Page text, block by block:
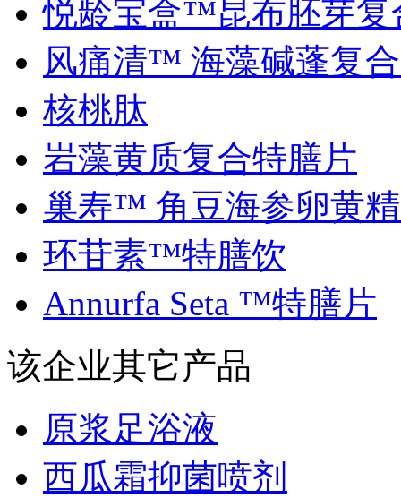
悦龄宝盒™昆布胚芽复
风痛清™ 海藻碱蓬复
核桃肽
岩藻黄质复合特膳片
巢寿™ 角豆海参卵黄
环苷素™特膳饮
Annurfa Seta ™特膳片
该企业其它产品
原浆足浴液
西瓜霜抑菌喷剂